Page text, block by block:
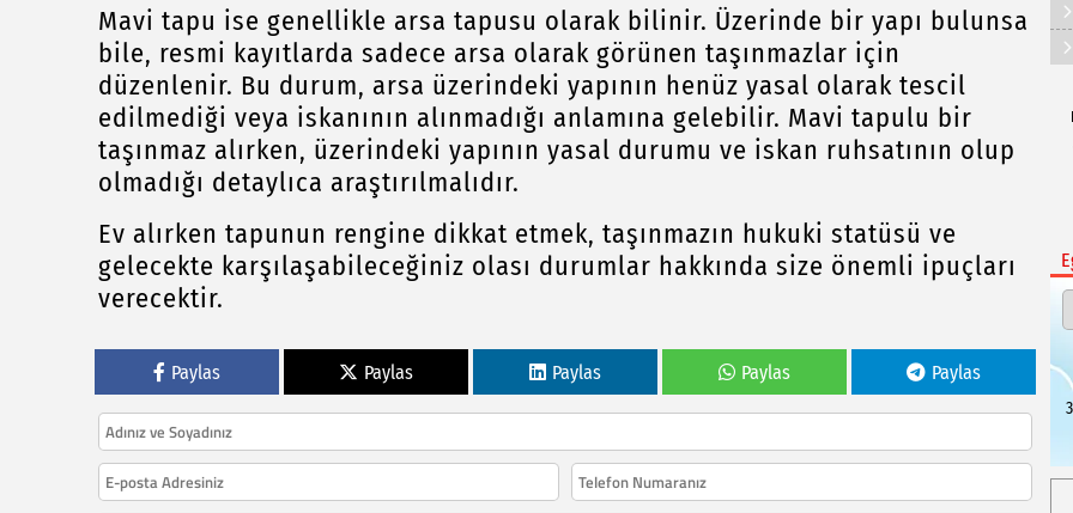
Mavi tapu ise genellikle arsa tapusu olarak bilinir. Üzerinde bir yapı bulunsa
bile, resmi kayıtlarda sadece arsa olarak görünen taşınmazlar için
düzenlenir. Bu durum, arsa üzerindeki yapının henüz yasal olarak tescil
edilmediği veya iskanının alınmadığı anlamına gelebilir. Mavi tapulu bir
taşınmaz alırken, üzerindeki yapının yasal durumu ve iskan ruhsatının olup
olmadığı detaylıca araştırılmalıdır.
Ev alırken tapunun rengine dikkat etmek, taşınmazın hukuki statüsü ve
gelecekte karşılaşabileceğiniz olası durumlar hakkında size önemli ipuçları
verecektir.
Paylas Paylas Paylas Paylas Paylas